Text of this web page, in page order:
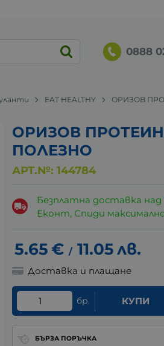
0888
EAT HEALTHY ОРИЗОВ
ОРИЗОВ ПРОТЕИН
ПОЛЕЗНО
АРТ.№: 144784
Безплатна доставка над
Еконт, Спиди максимално
5.65€ / 11.05лв.
Доставка и плащане
бр. КУПИ
БЪРЗА ПОРЪЧКА